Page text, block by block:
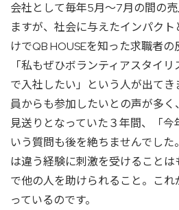
会社として毎年5月～7月の間の
ますが、社会に与えたインパク
けでQB HOUSEを知った求職者の
「私もぜひボランティアスタイ
で入社したい」という人が出て
員からも参加したいとの声が多
見送りとなっていた３年間、「今
いう質問も後を絶ちませんでし
は違う経験に刺激を受けること
で他の人を助けられること。こ
っているのです。